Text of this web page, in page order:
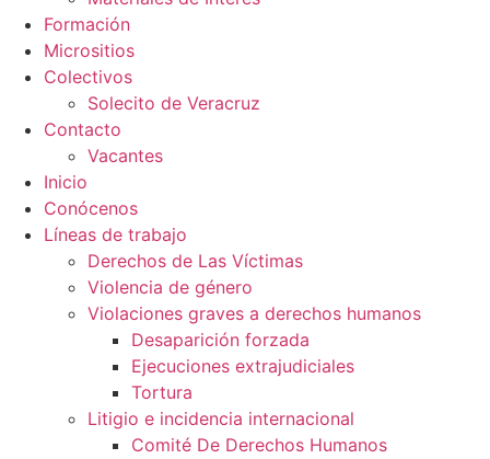
Formación
Micrositios
Colectivos
Solecito de Veracruz
Contacto
Vacantes
Inicio
Conócenos
Líneas de trabajo
Derechos de Las Víctimas
Violencia de género
Violaciones graves a derechos humanos
Desaparición forzada​
Ejecuciones extrajudiciales
Tortura
Litigio e incidencia internacional
Comité De Derechos Humanos​